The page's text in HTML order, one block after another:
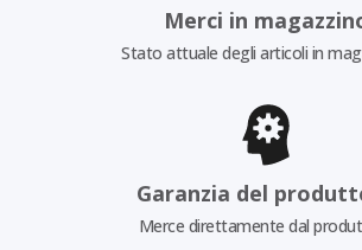
Merci in
Stato attuale degli articoli in
Garanzia del
Merce direttamente dal